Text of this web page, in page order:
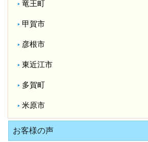
竜王町
甲賀市
彦根市
東近江市
多賀町
米原市
お客様の声